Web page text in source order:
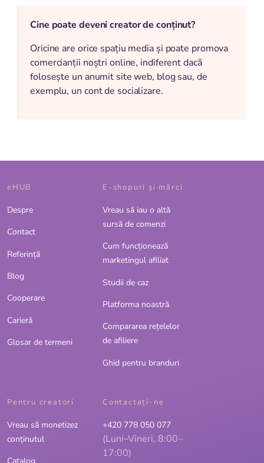
Cine poate deveni creator de conținut?
Oricine are orice spațiu media și poate promova
comercianții noștri online, indiferent dacă
folosește un anumit site web, blog sau, de
exemplu, un cont de socializare.
eHUB
Despre
Contact
Referinţă
Blog
Cooperare
Carieră
Glosar de termeni
E-shopuri și mărci
Vreau să iau o altă
sursă de comenzi
Cum funcționează
marketingul afiliat
Studii de caz
Platforma noastră
Compararea rețelelor
de afiliere
Ghid pentru branduri
Pentru creatori
Vreau să monetizez
conținutul
Contactaţi-ne
+420 778 050 077
(Luni–Vineri, 8:00–
17:00)